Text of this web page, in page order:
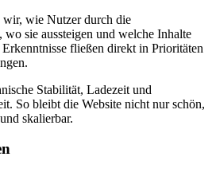
wie Nutzer durch die
wo sie aussteigen und welche Inhalte
fließen direkt in Prioritäten
Stabilität, Ladezeit und
So bleibt die Website nicht nur schön,
skalierbar.